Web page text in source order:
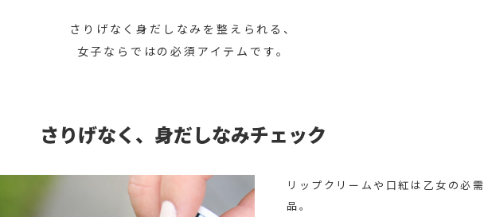
さりげなく身だしなみを整えられる、
女子ならではの必須アイテムです。
さりげなく、身だしなみチェック
リップクリームや口紅は乙女の必需
品。